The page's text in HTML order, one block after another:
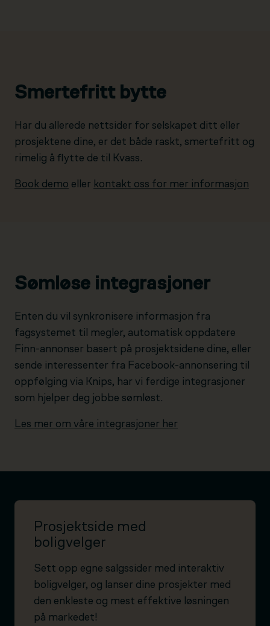
Smertefritt bytte
Har du allerede nettsider for selskapet ditt eller
prosjektene dine, er det både raskt, smertefritt og
rimelig å flytte de til Kvass.
Book demo eller kontakt oss for mer informasjon
Sømløse integrasjoner
Enten du vil synkronisere informasjon fra
fagsystemet til megler, automatisk oppdatere
Finn-annonser basert på prosjektsidene dine, eller
sende interessenter fra Facebook-annonsering til
oppfølging via Knips, har vi ferdige integrasjoner
som hjelper deg jobbe sømløst.
Les mer om våre integrasjoner her
Prosjektside med
boligvelger
Sett opp egne salgssider med interaktiv
boligvelger, og lanser dine prosjekter med
den enkleste og mest effektive løsningen
på markedet!